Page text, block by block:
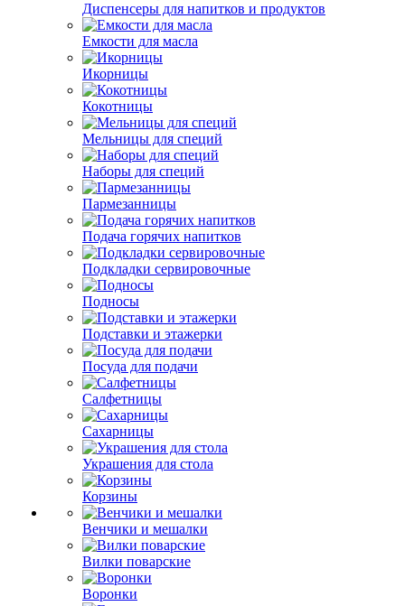
Диспенсеры для напитков и продуктов
Емкости для масла
Икорницы
Кокотницы
Мельницы для специй
Наборы для специй
Пармезанницы
Подача горячих напитков
Подкладки сервировочные
Подносы
Подставки и этажерки
Посуда для подачи
Салфетницы
Сахарницы
Украшения для стола
Корзины
Венчики и мешалки
Вилки поварские
Воронки